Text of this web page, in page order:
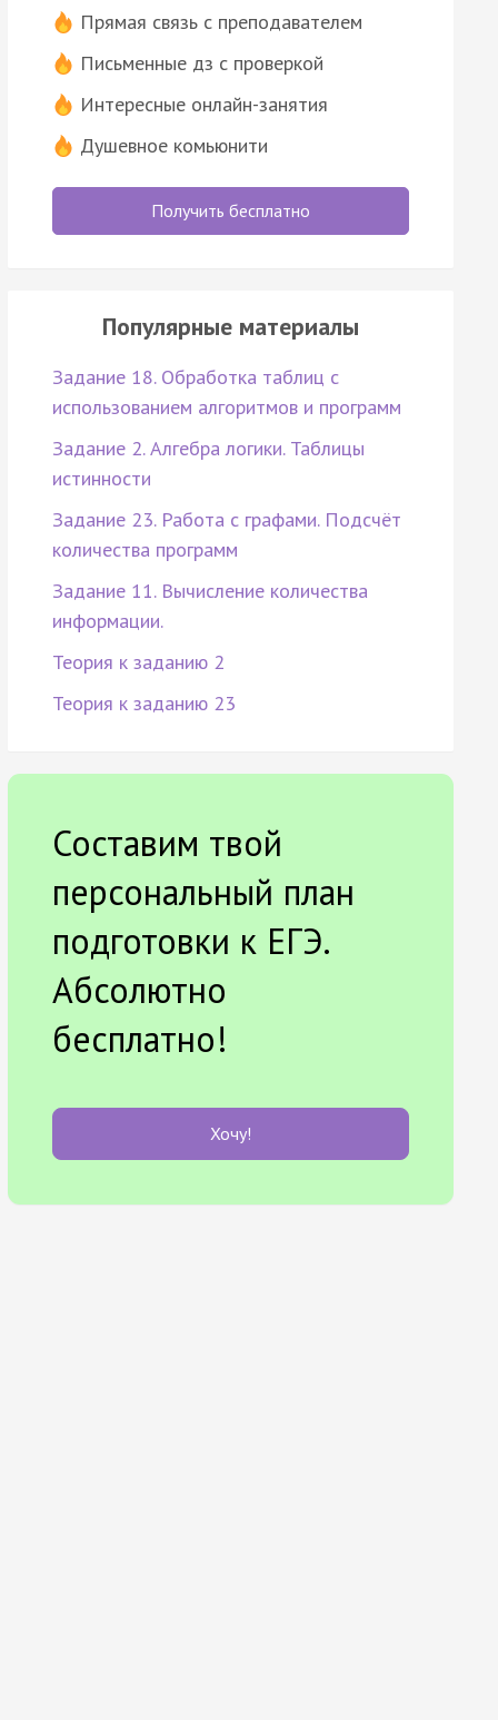
Прямая связь с преподавателем
Письменные дз с проверкой
Интересные онлайн-занятия
Душевное комьюнити
Получить бесплатно
Популярные материалы
Задание 18. Обработка таблиц с
использованием алгоритмов и программ
Задание 2. Алгебра логики. Таблицы
истинности
Задание 23. Работа с графами. Подсчёт
количества программ
Задание 11. Вычисление количества
информации.
Теория к заданию 2
Теория к заданию 23
Составим твой
персональный план
подготовки к ЕГЭ.
Абсолютно
бесплатно!
Хочу!